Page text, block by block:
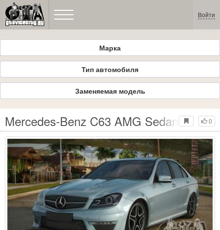
Войти
Марка
Тип автомобиля
Заменяемая модель
0
Mercedes-Benz C63 AMG Sedan 2010